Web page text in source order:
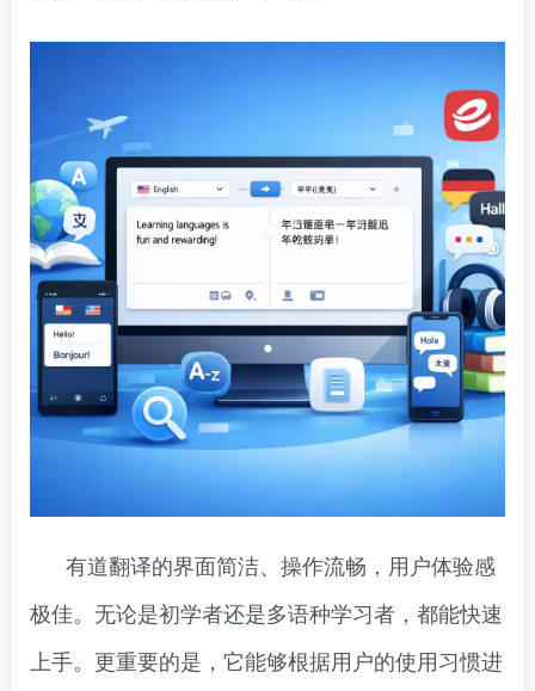
有道翻译的界面简洁、操作流畅，用户体验感
极佳。无论是初学者还是多语种学习者，都能快速
上手。更重要的是，它能够根据用户的使用习惯进